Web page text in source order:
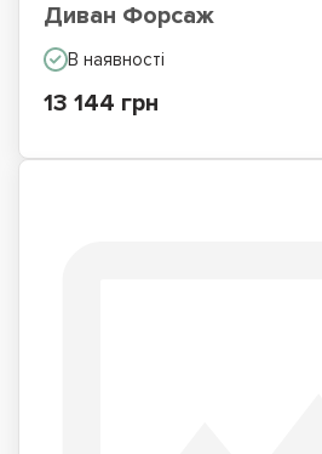
Диван Форсаж
В наявності
13 144 грн